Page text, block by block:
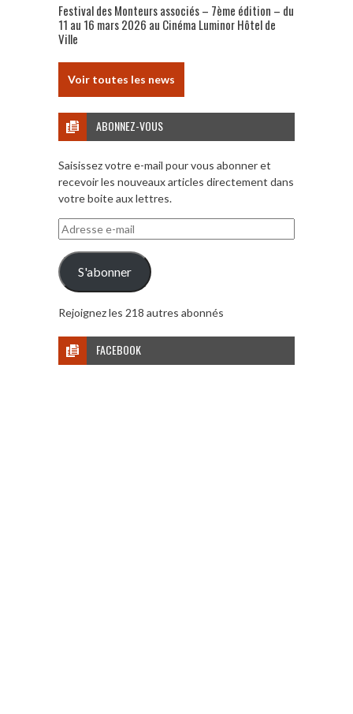
Festival des Monteurs associés – 7ème édition – du
11 au 16 mars 2026 au Cinéma Luminor Hôtel de
Ville
Voir toutes les news
ABONNEZ-VOUS
Saisissez votre e-mail pour vous abonner et
recevoir les nouveaux articles directement dans
votre boite aux lettres.
Adresse
e-
mail
S'abonner
Rejoignez les 218 autres abonnés
FACEBOOK